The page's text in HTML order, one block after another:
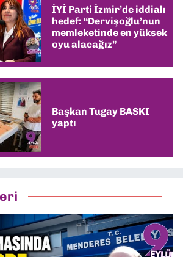
İYİ Parti İzmir’de iddialı
hedef: “Dervişoğlu’nun
memleketinde en yüksek
oyu alacağız”
Başkan Tugay BASKI
yaptı